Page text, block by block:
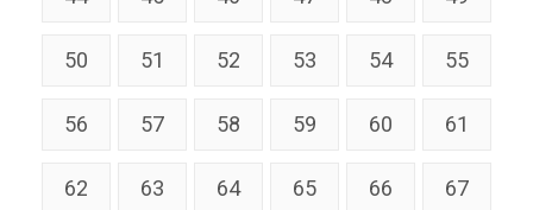
50 51 52 53 54 55
56 57 58 59 60 61
62 63 64 65 66 67